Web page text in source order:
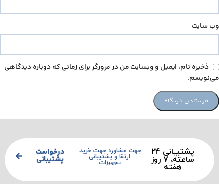
وب‌ سایت
ذخیره نام، ایمیل و وبسایت من در مرورگر برای زمانی که دوباره دیدگاهی
می‌نویسم.
پشتیبانی ۲۴
ساعته، ۷ روز
هفته
جهت مشاوره جهت خرید،
ارتقا و پشتیبانی
تجهیزات
درخواست
پشتیبانی